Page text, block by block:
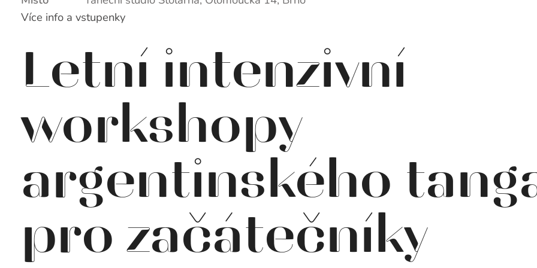
Více info a vstupenky
Letní intenzivní
workshopy
argentinského
pro začátečníky